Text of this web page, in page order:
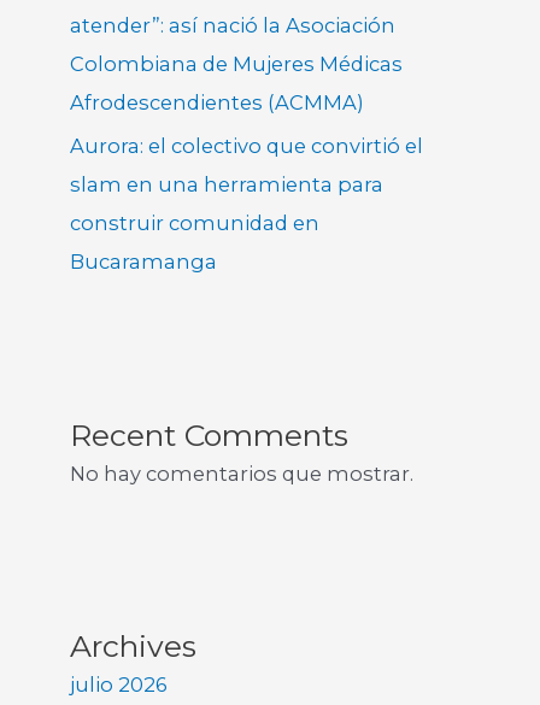
atender”: así nació la Asociación
Colombiana de Mujeres Médicas
Afrodescendientes (ACMMA)
Aurora: el colectivo que convirtió el
slam en una herramienta para
construir comunidad en
Bucaramanga
Recent Comments
No hay comentarios que mostrar.
Archives
julio 2026